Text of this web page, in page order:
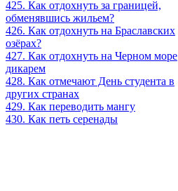
425. Как отдохнуть за границей,
обменявшись жильем?
426. Как отдохнуть на Браславских
озёрах?
427. Как отдохнуть на Черном море
дикарем
428. Как отмечают День студента в
других странах
429. Как переводить мангу
430. Как петь серенады